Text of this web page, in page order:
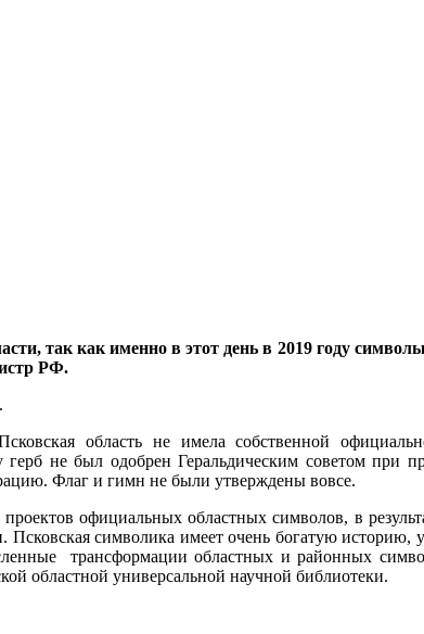
так как именно в этот день в 2019 году
РФ.
область не имела собственной
не был одобрен Геральдическим советом при
Флаг и гимн не были утверждены вовсе.
официальных областных символов, в
символика имеет очень богатую историю,
трансформации областных и районных
областной универсальной научной библиотеки.